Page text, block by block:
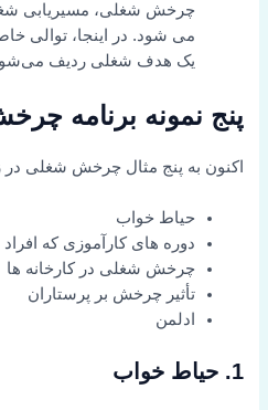
چرخش شغلی، مسیریابی
می شود. در اینجا، توالی
یک هدف شغلی ردیف
پنج نمونه برنامه
اکنون به پنج مثال چرخش شغلی در
حیاط خواب
دوره های کارآموزی که
چرخش شغلی در کارخانه ها
تأثیر چرخش بر پرستاران
ادلمن
1. حیاط خواب